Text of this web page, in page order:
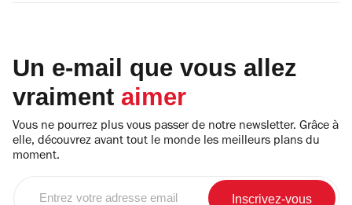
Un e-mail que vous allez
vraiment aimer
Vous ne pourrez plus vous passer de notre newsletter. Grâce à
elle, découvrez avant tout le monde les meilleurs plans du
moment.